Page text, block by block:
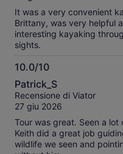
It was a very convenient
Brittany, was very helpful
interesting kayaking
sights.
10.0/10
10.0
su
10
Patrick_S
Recensione di Viator
27 giu 2026
Tour was great. Seen a
Keith did a great job
wildlife we seen and